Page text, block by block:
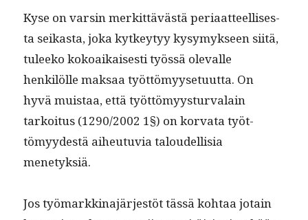
Kyse on varsin merkit­tävästä peri­aat­teel­lis­es­
ta seikas­ta, joka kytkey­tyy kysymyk­seen siitä,
tuleeko kokoaikaises­ti työssä ole­valle
henkilölle mak­saa työt­tömyy­se­tu­ut­ta. On
hyvä muis­taa, että työt­tömyys­tur­valain
tarkoi­tus (1290/2002 1§) on kor­va­ta työt­
tömyy­destä aiheutu­via taloudel­lisia
menetyksiä.
Jos työ­markki­na­jär­jestöt tässä kohtaa jotain